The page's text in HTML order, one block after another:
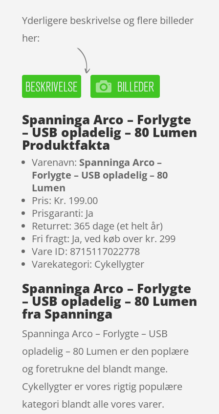
Yderligere beskrivelse og flere billeder
her:
Spanninga Arco – Forlygte
– USB opladelig – 80 Lumen
Produktfakta
Varenavn: Spanninga Arco –
Forlygte – USB opladelig – 80
Lumen
Pris: Kr. 199.00
Prisgaranti: Ja
Returret: 365 dage (et helt år)
Fri fragt: Ja, ved køb over kr. 299
Vare ID: 8715117022778
Varekategori: Cykellygter
Spanninga Arco – Forlygte
– USB opladelig – 80 Lumen
fra Spanninga
Spanninga Arco – Forlygte – USB
opladelig – 80 Lumen er den poplære
og foretrukne del blandt mange.
Cykellygter er vores rigtig populære
kategori blandt alle vores varer.